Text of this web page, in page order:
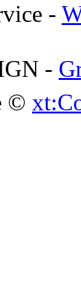
-
-
©